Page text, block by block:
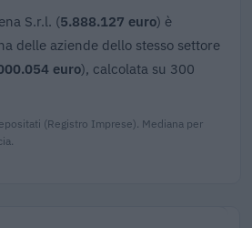
S.r.l. (5.888.127 euro) è
delle aziende dello stesso settore
euro), calcolata su 300
(Registro Imprese). Mediana per